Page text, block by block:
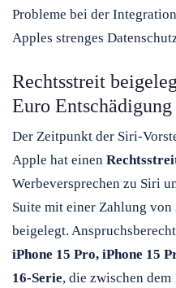
Probleme bei der
Apples strenges
Rechtsstreit
Euro Entschädigung
Der Zeitpunkt der Siri-
Apple hat einen
Werbeversprechen zu Siri
Suite mit einer Zahlung
beigelegt.
iPhone 15 Pro, iPhone 15
16-Serie, die zwischen